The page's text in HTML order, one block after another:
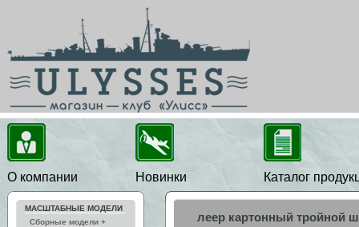
О компании Новинки Каталог
МАСШТАБНЫЕ МОДЕЛИ
Сборные модели +
леер картонный тройной